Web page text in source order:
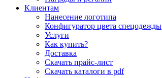
Клиентам
Нанесение логотипа
Конфигуратор цвета спецодежды
Услуги
Как купить?
Доставка
Скачать прайс-лист
Скачать каталоги в pdf